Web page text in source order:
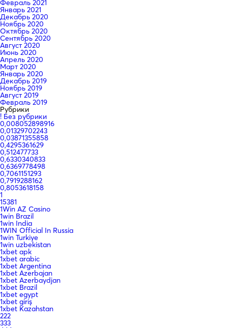
Февраль 2021
Январь 2021
Декабрь 2020
Ноябрь 2020
Октябрь 2020
Сентябрь 2020
Август 2020
Июнь 2020
Апрель 2020
Март 2020
Январь 2020
Декабрь 2019
Ноябрь 2019
Август 2019
Февраль 2019
Рубрики
! Без рубрики
0,008052898916
0,01329702243
0,03871355858
0,4295361629
0,512477733
0,6330340833
0,6369778498
0,7061151293
0,7919288162
0,8053618158
1
15381
1Win AZ Casino
1win Brazil
1win India
1WIN Official In Russia
1win Turkiye
1win uzbekistan
1xbet apk
1xbet arabic
1xbet Argentina
1xbet Azerbajan
1xbet Azerbaydjan
1xbet Brazil
1xbet egypt
1xbet giriş
1xbet Kazahstan
222
333